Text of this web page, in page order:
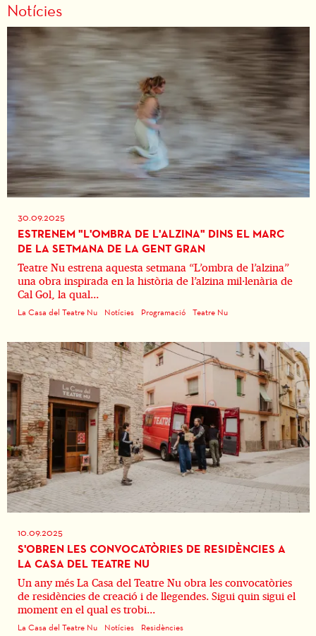
Notícies
30.09.2025
ESTRENEM "L'OMBRA DE L'ALZINA" DINS EL MARC
DE LA SETMANA DE LA GENT GRAN
Teatre Nu estrena aquesta setmana “L’ombra de l’alzina”
una obra inspirada en la història de l’alzina mil·lenària de
Cal Gol, la qual...
La Casa del Teatre Nu Notícies Programació Teatre Nu
10.09.2025
S'OBREN LES CONVOCATÒRIES DE RESIDÈNCIES A
LA CASA DEL TEATRE NU
Un any més La Casa del Teatre Nu obra les convocatòries
de residències de creació i de llegendes. Sigui quin sigui el
moment en el qual es trobi...
La Casa del Teatre Nu Notícies Residències